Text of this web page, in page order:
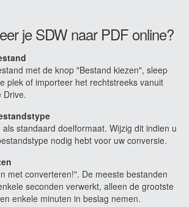
je SDW naar PDF online?
met de knop "Bestand kiezen", sleep
plek of importeer het rechtstreeks vanuit
Drive.
als standaard doelformaat. Wijzig dit indien u
nodig hebt voor uw conversie.
met converteren!". De meeste bestanden
seconden verwerkt, alleen de grootste
enkele minuten in beslag nemen.